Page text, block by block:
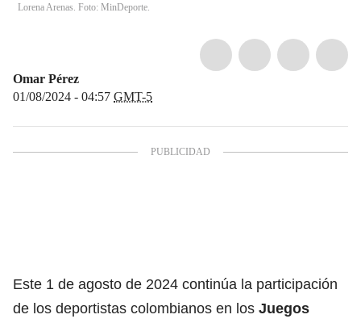
Lorena Arenas. Foto: MinDeporte.
Omar Pérez
01/08/2024 - 04:57 GMT-5
Este 1 de agosto de 2024 continúa la participación
de los deportistas colombianos en los Juegos